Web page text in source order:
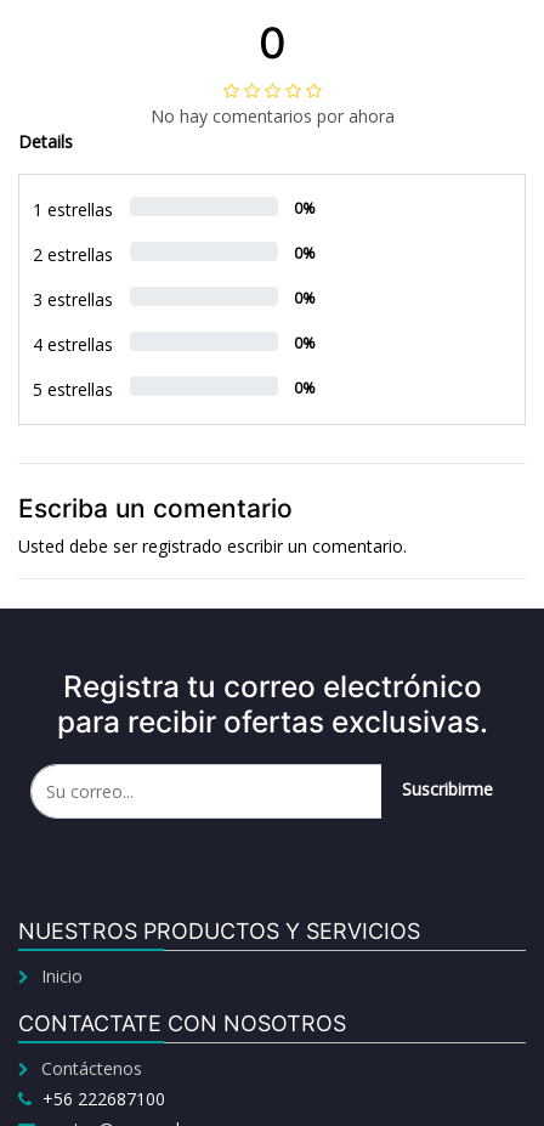
0
No hay comentarios por ahora
Details
1 estrellas 0%
2 estrellas 0%
3 estrellas 0%
4 estrellas 0%
5 estrellas 0%
Escriba un comentario
Usted debe serregistrado escribir un comentario.
Registra tu correo electrónico
para recibir ofertas exclusivas.
Suscribirme
NUESTROS PRODUCTOS Y SERVICIOS
Inicio
CONTACTATE CON NOSOTROS
Contáctenos
+56 222687100